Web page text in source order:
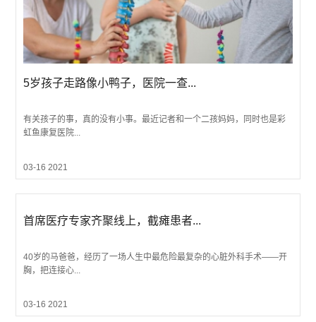
5岁孩子走路像小鸭子，医院一查...
有关孩子的事，真的没有小事。最近记者和一个二孩妈妈，同时也是彩
虹鱼康复医院...
03-16 2021
首席医疗专家齐聚线上，截瘫患者...
40岁的马爸爸，经历了一场人生中最危险最复杂的心脏外科手术——开
胸，把连接心...
03-16 2021